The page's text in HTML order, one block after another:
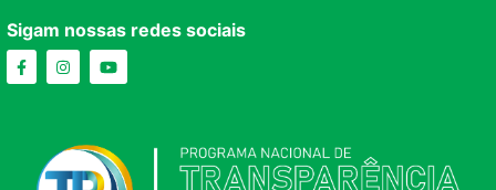
Sigam nossas redes sociais